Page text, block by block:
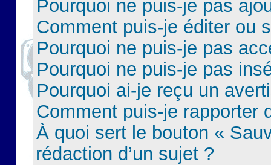
Pourquoi ne puis-je pas
Comment puis-je éditer ou
Pourquoi ne puis-je pas
Pourquoi ne puis-je pas
Pourquoi ai-je reçu un
Comment puis-je rapporter
À quoi sert le bouton «
rédaction d’un sujet ?